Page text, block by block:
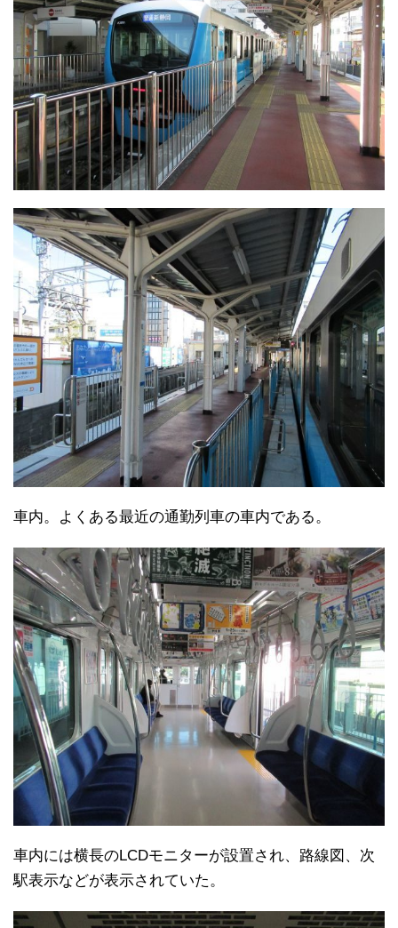
車内。よくある最近の通勤列車の車内である。
車内には横長のLCDモニターが設置され、路線図、次
駅表示などが表示されていた。